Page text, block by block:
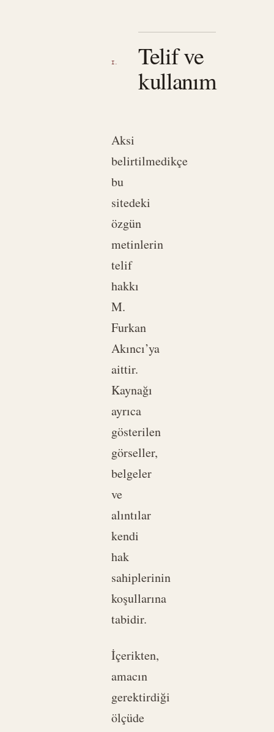
I.
Telif ve
kullanım
Aksi
belirtilmedikçe
bu
sitedeki
özgün
metinlerin
telif
hakkı
M.
Furkan
Akıncı’ya
aittir.
Kaynağı
ayrıca
gösterilen
görseller,
belgeler
ve
alıntılar
kendi
hak
sahiplerinin
koşullarına
tabidir.
İçerikten,
amacın
gerektirdiği
ölçüde